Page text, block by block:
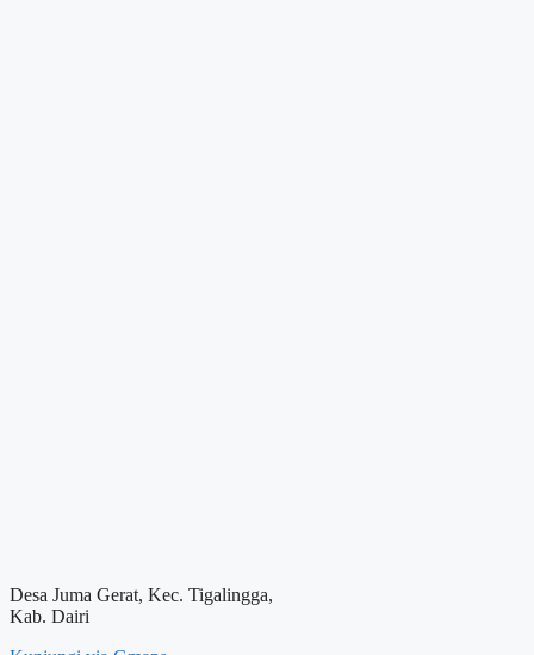
Desa Juma Gerat, Kec. Tigalingga,
Kab. Dairi